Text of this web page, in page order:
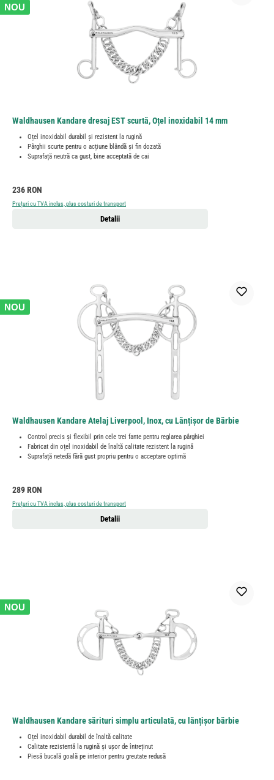
NOU
Waldhausen Kandare dresaj EST scurtă, Oțel inoxidabil 14 mm
Oțel inoxidabil durabil și rezistent la rugină
Pârghii scurte pentru o acțiune blândă și fin dozată
Suprafață neutră ca gust, bine acceptată de cai
Preț obișnuit:
236 RON
Prețuri cu TVA inclus, plus costuri de transport
Detalii
NOU
Waldhausen Kandare Atelaj Liverpool, Inox, cu Lănțișor de Bărbie
Control precis și flexibil prin cele trei fante pentru reglarea pârghiei
Fabricat din oțel inoxidabil de înaltă calitate rezistent la rugină
Suprafață netedă fără gust propriu pentru o acceptare optimă
Preț obișnuit:
289 RON
Prețuri cu TVA inclus, plus costuri de transport
Detalii
NOU
Waldhausen Kandare sărituri simplu articulată, cu lănțișor bărbie
Oțel inoxidabil durabil de înaltă calitate
Calitate rezistentă la rugină și ușor de întreținut
Piesă bucală goală pe interior pentru greutate redusă